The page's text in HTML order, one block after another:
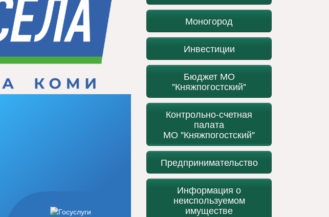
Моногород
Инвестиции
Бюджет МО
"Княжпогостский"
Контрольно-счетная
палата
МО "Княжпогостский"
Предпринимательство
Информация о
неиспользуемом
имуществе